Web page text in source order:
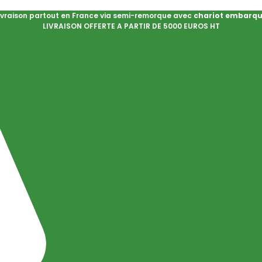
partout en France via semi-remorque avec chariot
LIVRAISON OFFERTE A PARTIR DE 5000 EUROS HT